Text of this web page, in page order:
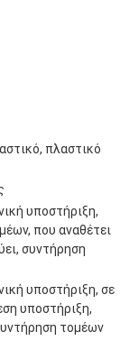
πλαστικό
υποστήριξη,
που αναθέτει
συντήρηση
υποστήριξη, σε
υποστήριξη,
τομέων